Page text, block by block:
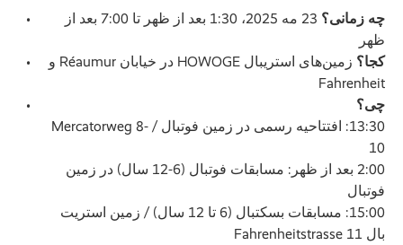
چه زمانی؟
23 مه 2025، 1:30 بعد از ظهر تا 7:00 بعد از
ظهر
کجا؟
زمین‌های استریبال HOWOGE در خیابان Réaumur و
Fahrenheit
چی؟
13:30: افتتاحیه رسمی در زمین فوتبال / Mercatorweg 8-
10
2:00 بعد از ظهر: مسابقات فوتبال (6-12 سال) در زمین
فوتبال
15:00: مسابقات بسکتبال (6 تا 12 سال) / زمین استریت
بال Fahrenheitstrasse 11